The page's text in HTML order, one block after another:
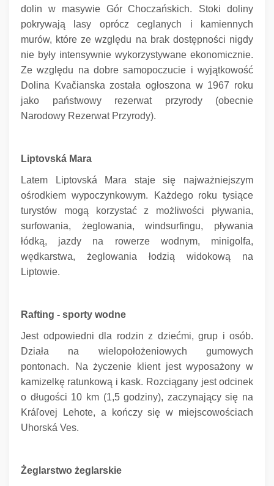
dolin w masywie Gór Choczańskich.
Stoki doliny
pokrywają lasy oprócz ceglanych i kamiennych
murów, które ze względu na brak dostępności nigdy
nie były intensywnie wykorzystywane ekonomicznie.
Ze względu na dobre samopoczucie i wyjątkowość
Dolina Kvačianska została ogłoszona w 1967 roku
jako państwowy rezerwat przyrody (obecnie
Narodowy Rezerwat Przyrody).
Liptovská Mara
Latem Liptovská Mara staje się najważniejszym
ośrodkiem wypoczynkowym.
Każdego roku tysiące
turystów mogą korzystać z możliwości pływania,
surfowania, żeglowania, windsurfingu, pływania
łódką, jazdy na rowerze wodnym, minigolfa,
wędkarstwa, żeglowania łodzią widokową na
Liptowie.
Rafting - sporty wodne
Jest odpowiedni dla rodzin z dziećmi, grup i osób.
Działa na wielopołożeniowych gumowych
pontonach.
Na życzenie klient jest wyposażony w
kamizelkę ratunkową i kask. Rozciągany jest odcinek
o długości 10 km (1,5 godziny), zaczynający się na
Kráľovej Lehote, a kończy się w miejscowościach
Uhorská Ves.
Żeglarstwo żeglarskie